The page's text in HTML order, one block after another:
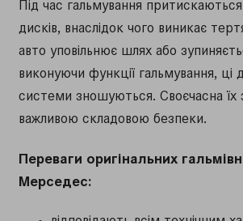
Під час гальмування
дисків, внаслідок чого виникає
авто уповільнює шлях або
виконуючи функції гальмування, ці
системи зношуються. Своєчасна їх
важливою складовою безпеки.
Переваги оригінальних
Мерседес: